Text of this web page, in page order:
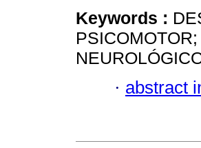
Keywords :
· abstract